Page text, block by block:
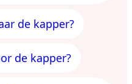
de kapper?
de kapper?